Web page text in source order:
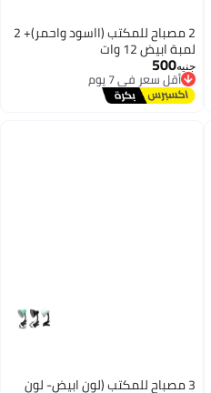
2 مصباح للمكتب (ااسود واحمر)+ 2
لمبة ابيض 12 وات
جنيه500
أقل سعر في 7 يوم
توصيل مجاني
أقل سعر في 7 يوم
3 مصباح للمكتب (لون ابيض- لون